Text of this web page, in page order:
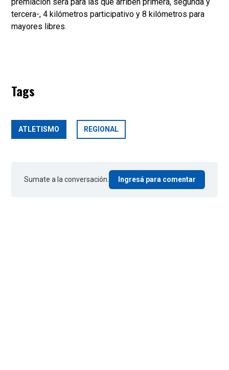
tercera-, 4 kilómetros participativo y 8 kilómetros para
mayores libres.
Tags
ATLETISMO REGIONAL
Sumate a la conversación. Ingresá para comentar